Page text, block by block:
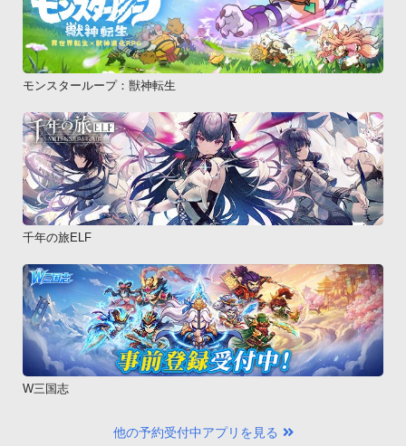
モンスターループ：獣神転生
千年の旅ELF
W三国志
他の予約受付中アプリを見る